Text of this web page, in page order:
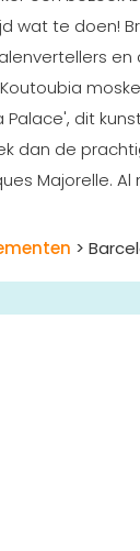
wat te doen!
dit
dan de
Majorelle.
>